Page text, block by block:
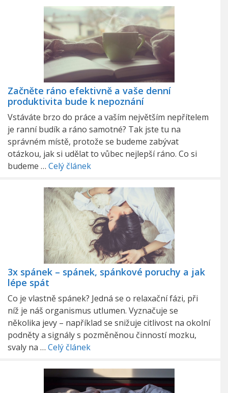
Začněte ráno efektivně a vaše denní
produktivita bude k nepoznání
Vstáváte brzo do práce a vaším největším nepřítelem
je ranní budík a ráno samotné? Tak jste tu na
správném místě, protože se budeme zabývat
otázkou, jak si udělat to vůbec nejlepší ráno. Co si
budeme … Celý článek
3x spánek – spánek, spánkové poruchy a jak
lépe spát
Co je vlastně spánek? Jedná se o relaxační fázi, při
níž je náš organismus utlumen. Vyznačuje se
několika jevy – například se snižuje citlivost na okolní
podněty a signály s pozměněnou činností mozku,
svaly na … Celý článek